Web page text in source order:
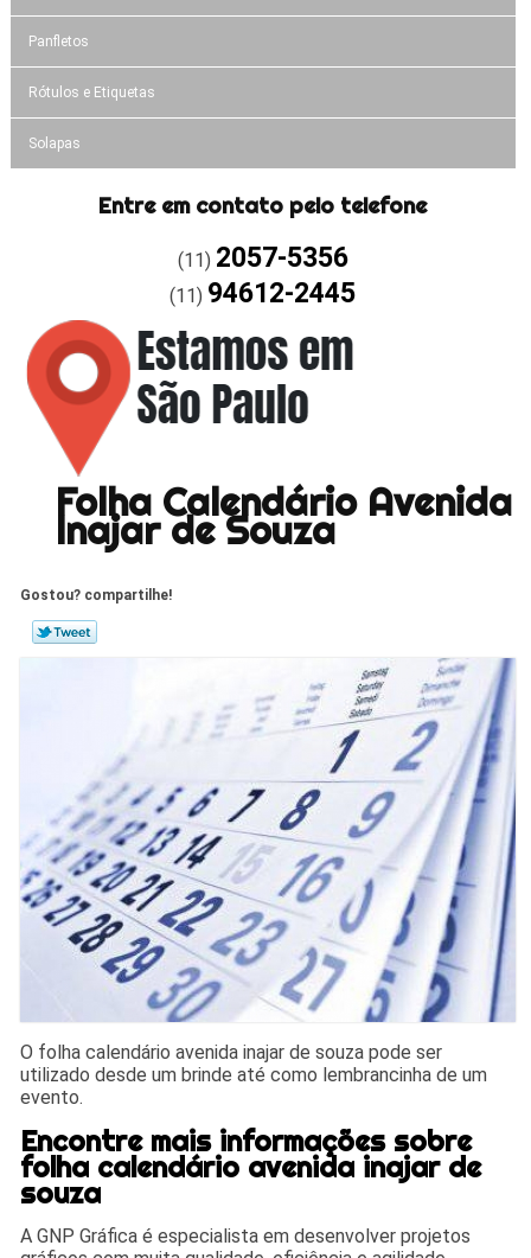
Panfletos
Rótulos e Etiquetas
Solapas
Entre em contato pelo telefone
(11) 2057-5356
(11) 94612-2445
Folha Calendário Avenida
Inajar de Souza
Gostou? compartilhe!
O folha calendário avenida inajar de souza pode ser
utilizado desde um brinde até como lembrancinha de um
evento.
Encontre mais informações sobre
folha calendário avenida inajar de
souza
A GNP Gráfica é especialista em desenvolver projetos